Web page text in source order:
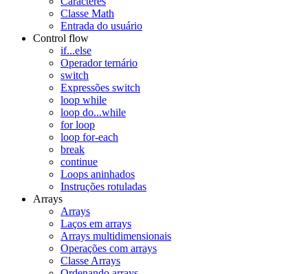
Classe Math
Entrada do usuário
Control flow
if...else
Operador ternário
switch
Expressões switch
loop while
loop do...while
for loop
loop for-each
break
continue
Loops aninhados
Instruções rotuladas
Arrays
Arrays
Laços em arrays
Arrays multidimensionais
Operações com arrays
Classe Arrays